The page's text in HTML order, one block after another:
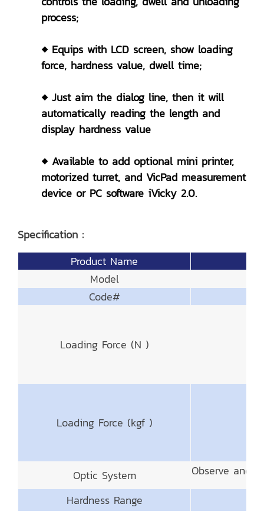
process;
◆ Equips with LCD screen, show loading
force, hardness value, dwell time;
◆ Just aim the dialog line, then it will
automatically reading the length and
display hardness value
◆ Available to add optional mini printer,
motorized turret, and VicPad measurement
device or PC software iVicky 2.0.
Specification :
Product Name
Model
Code#
Loading Force (N )
Loading Force (kgf )
Optic System
Observe and
Hardness Range